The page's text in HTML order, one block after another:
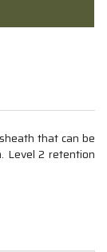
that can be
Level 2 retention